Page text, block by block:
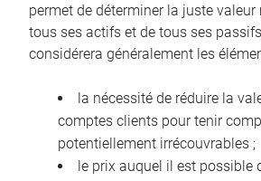
permet de déterminer la juste valeur
tous ses actifs et de tous ses
considérera généralement les
la nécessité de réduire la
comptes clients pour tenir
potentiellement irrécouvrables ;
le prix auquel il est possible